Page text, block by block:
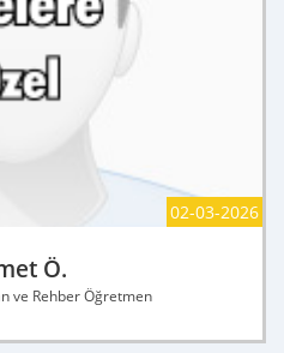
02-03-2026
Ö.
ve Rehber Öğretmen